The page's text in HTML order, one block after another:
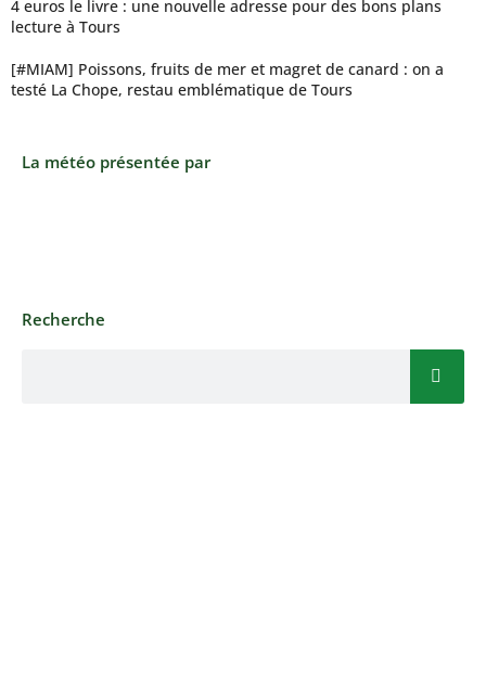
4 euros le livre : une nouvelle adresse pour des bons plans
lecture à Tours
[#MIAM] Poissons, fruits de mer et magret de canard : on a
testé La Chope, restau emblématique de Tours
La météo présentée par
Recherche